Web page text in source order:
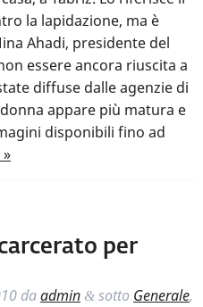
la lapidazione, ma è
Ahadi, presidente del
essere ancora riuscita a
diffuse dalle agenzie di
appare più matura e
disponibili fino ad
per
daadmin & sotto Generale,